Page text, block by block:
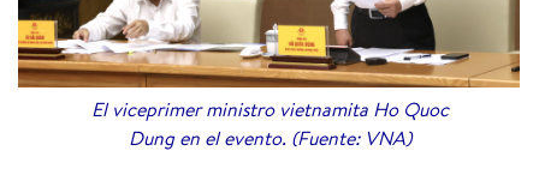
El viceprimer ministro vietnamita Ho Quoc
Dung en el evento. (Fuente: VNA)